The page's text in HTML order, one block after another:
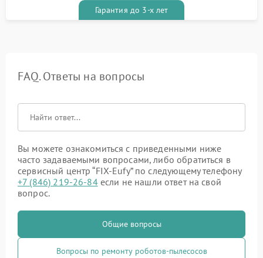
Гарантия до 3-х лет
FAQ. Ответы на вопросы
Вы можете ознакомиться с приведенными ниже
часто задаваемыми вопросами, либо обратиться в
сервисный центр “FIX-Eufy” по следующему телефону
+7 (846) 219-26-84если не нашли ответ на свой
вопрос.
Общие вопросы
Вопросы по ремонту роботов-пылесосов